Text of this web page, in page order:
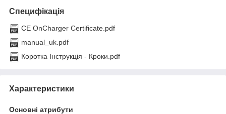
Специфікація
CE OnCharger Certificate.pdf
manual_uk.pdf
Коротка Інструкція - Кроки.pdf
Характеристики
Основні атрибути